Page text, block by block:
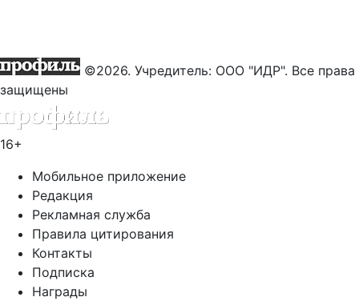
©2026. Учредитель: ООО "ИДР". Все права
защищены
16+
Мобильное приложение
Редакция
Рекламная служба
Правила цитирования
Контакты
Подписка
Награды